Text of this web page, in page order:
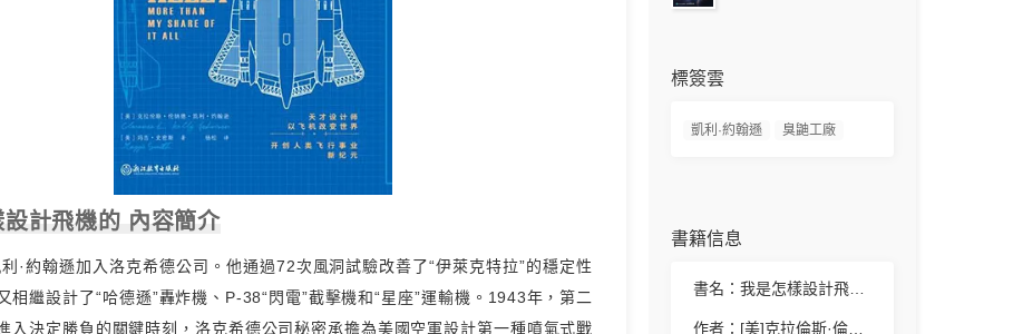
設計飛機的 內容簡介
·約翰遜加入洛克希德公司。他通過72次風洞試驗改善了“伊萊克特拉”的穩定性
相繼設計了“哈德遜”轟炸機、P-38“閃電”截擊機和“星座”運輸機。1943年，第二
入決定勝負的關鍵時刻，洛克希德公司秘密承擔為美國空軍設計第一種噴氣式戰
標簽雲
凱利·約翰遜 臭鼬工廠
書籍信息